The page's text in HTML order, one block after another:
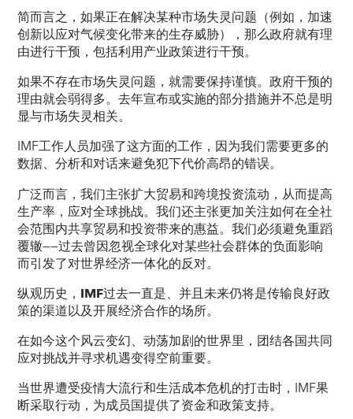
简而言之，如果正在解决某种市场失灵问题（例如，加速
创新以应对气候变化带来的生存威胁），那么政府就有理
由进行干预，包括利用产业政策进行干预。
如果不存在市场失灵问题，就需要保持谨慎。政府干预的
理由就会弱得多。去年宣布或实施的部分措施并不总是明
显与市场失灵相关。
IMF工作人员加强了这方面的工作，因为我们需要更多的
数据、分析和对话来避免犯下代价高昂的错误。
广泛而言，我们主张扩大贸易和跨境投资流动，从而提高
生产率，应对全球挑战。我们还主张更加关注如何在全社
会范围内共享贸易和投资带来的惠益。我们必须避免重蹈
覆辙——过去曾因忽视全球化对某些社会群体的负面影响
而引发了对世界经济一体化的反对。
纵观历史， IMF过去一直是、并且未来仍将是传输良好政
策的渠道以及开展经济合作的场所。
在如今这个风云变幻、动荡加剧的世界里，团结各国共同
应对挑战并寻求机遇变得空前重要。
当世界遭受疫情大流行和生活成本危机的打击时，IMF果
断采取行动，为成员国提供了资金和政策支持。